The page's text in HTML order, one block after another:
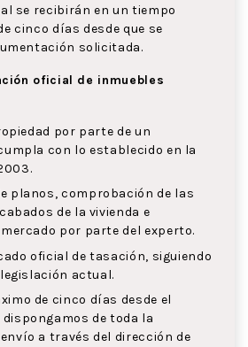
se recibirán en un tiempo
cinco días desde que se
solicitada.
oficial de inmuebles
por parte de un
con lo establecido en la
planos, comprobación de las
de la vivienda e
por parte del experto.
oficial de tasación, siguiendo
actual.
de cinco días desde el
de toda la
a través del dirección de